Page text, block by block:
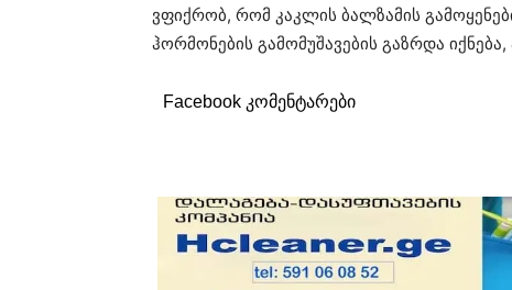
ვფიქრობ, რომ კაკლის ბალზამის
ჰორმონების გამომუშავების გაზრდა
Facebook კომენტარები